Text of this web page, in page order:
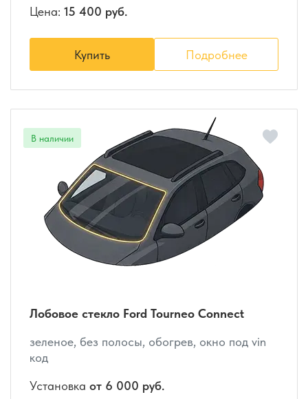
Цена: 15 400 руб.
Купить Подробнее
Лобовое стекло Ford Tourneo Connect
зеленое, без полосы, обогрев, окно под vin
код
Установка от 6 000 руб.